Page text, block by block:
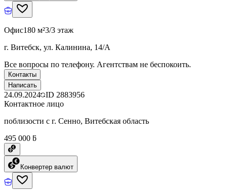
Офис180 м²3/3 этаж
г. Витебск, ул. Калинина, 14/А
Все вопросы по телефону. Агентствам не беспокоить.
Контакты
Написать
24.09.2024 ID 2883956
Контактное лицо
поблизости с г. Сенно, Витебская область
495 000 ƃ
Конвертер валют